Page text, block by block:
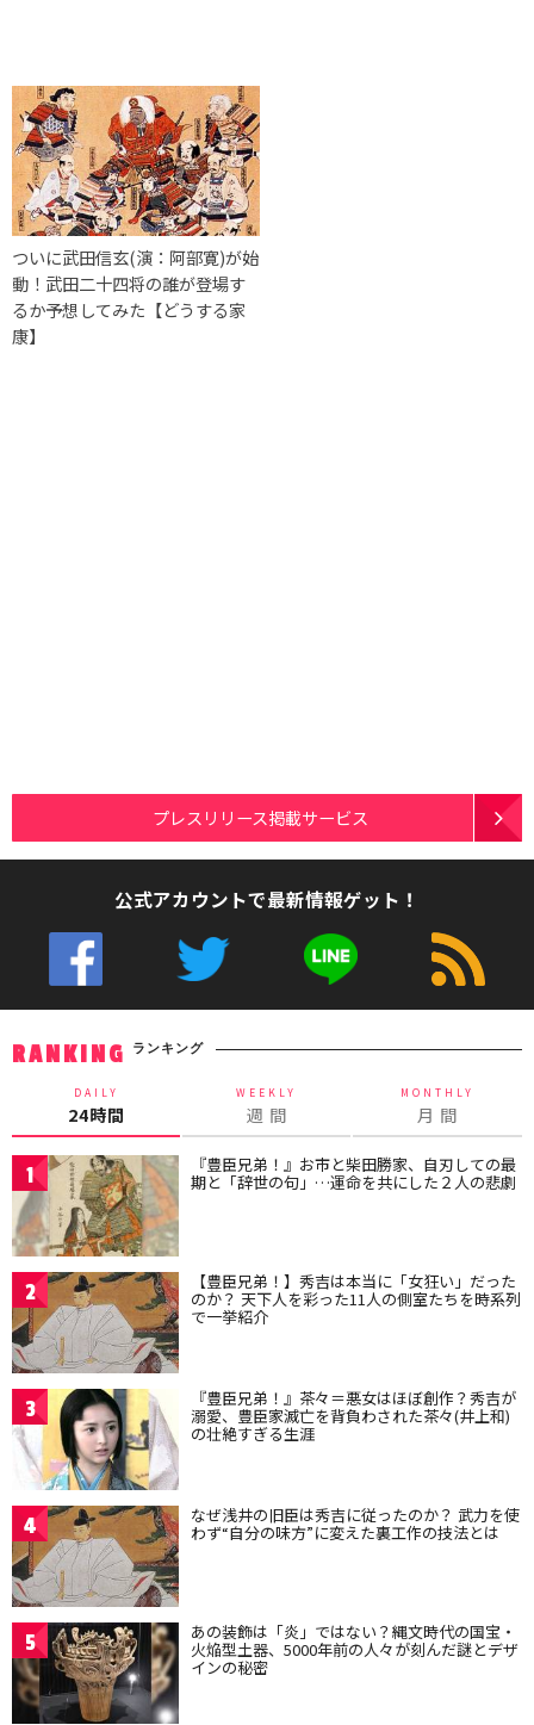
ついに武田信玄(演：阿部寛)が始
動！武田二十四将の誰が登場す
るか予想してみた【どうする家
康】
プレスリリース掲載サービス
公式アカウントで最新情報ゲット！
RANKING ランキング
DAILY
24時間
WEEKLY
週 間
MONTHLY
月 間
1 『豊臣兄弟！』お市と柴田勝家、自刃しての最
期と「辞世の句」…運命を共にした２人の悲劇
2 【豊臣兄弟！】秀吉は本当に「女狂い」だった
のか？ 天下人を彩った11人の側室たちを時系列
で一挙紹介
3 『豊臣兄弟！』茶々＝悪女はほぼ創作？秀吉が
溺愛、豊臣家滅亡を背負わされた茶々(井上和)
の壮絶すぎる生涯
4 なぜ浅井の旧臣は秀吉に従ったのか？ 武力を使
わず“自分の味方”に変えた裏工作の技法とは
5 あの装飾は「炎」ではない？縄文時代の国宝・
火焔型土器、5000年前の人々が刻んだ謎とデザ
インの秘密